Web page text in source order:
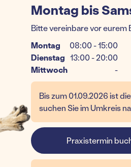
Montag bis
Bitte vereinbare vor eurem
Montag
08:00 - 15:00
Dienstag 13:00 - 20:00
Mittwoch
-
Bis zum 01.09.2026 ist
suchen Sie im Umkreis
Praxistermin